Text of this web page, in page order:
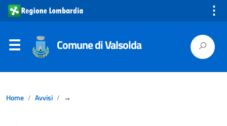
⋮
Comune di Valsolda
Home Avvisi →